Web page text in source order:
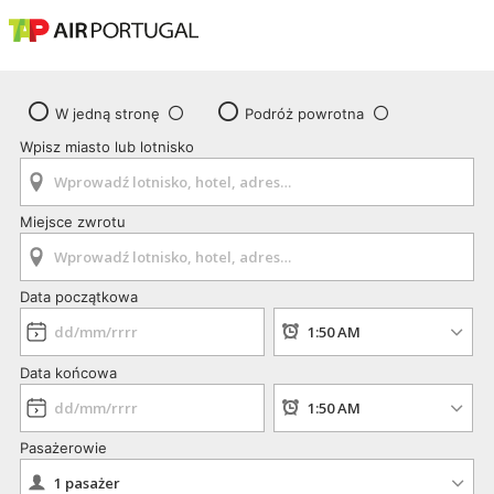
W jedną stronę
Podróż powrotna
Wpisz miasto lub lotnisko
Miejsce zwrotu
Data początkowa
Data końcowa
Pasażerowie